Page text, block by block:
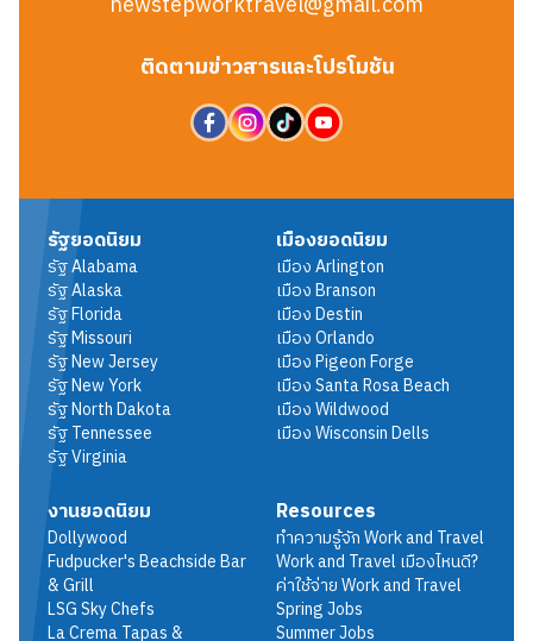
ติดตามข่าวสารและโปรโมชัน
รัฐยอดนิยม
รัฐAlabama
รัฐAlaska
รัฐFlorida
รัฐMissouri
รัฐNew Jersey
รัฐNew York
รัฐNorth Dakota
รัฐTennessee
รัฐVirginia
เมืองยอดนิยม
เมืองArlington
เมืองBranson
เมืองDestin
เมืองOrlando
เมืองPigeon Forge
เมืองSanta Rosa Beach
เมืองWildwood
เมืองWisconsin Dells
งานยอดนิยม
Dollywood
Fudpucker's Beachside Bar
& Grill
LSG Sky Chefs
La Crema Tapas &
Resources
ทำความรู้จัก Work and Travel
Work and Travel เมืองไหนดี?
ค่าใช้จ่าย Work and Travel
Spring Jobs
Summer Jobs